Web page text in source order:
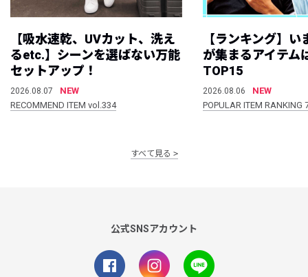
【吸水速乾、UVカット、洗え
るetc.】シーンを選ばない万能
セットアップ！
2026.08.07
NEW
RECOMMEND ITEM vol.334
【ランキング】
が集まるアイテム
TOP15
2026.08.06
NEW
POPULAR ITEM
すべて見る
公式SNSアカウント